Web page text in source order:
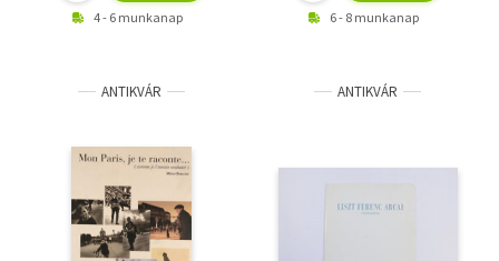
4 - 6 munkanap 6 - 8 munkanap
ANTIKVÁR ANTIKVÁR